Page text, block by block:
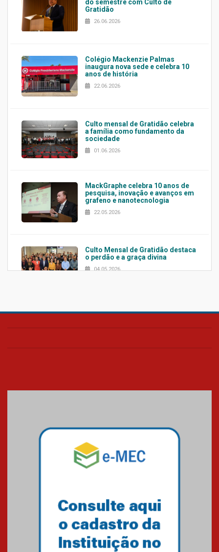
do semestre com Culto de
Gratidão
26.06.2026
Colégio Mackenzie Palmas
inaugura nova sede e celebra 10
anos de história
22.06.2026
Culto mensal de Gratidão celebra
a família como fundamento da
sociedade
01.06.2026
MackGraphe celebra 10 anos de
pesquisa, inovação e avanços em
grafeno e nanotecnologia
22.05.2026
Culto Mensal de Gratidão destaca
o perdão e a graça divina
04.05.2026
Confira como foi o culto mensal
Mackenzie mobiliza campanha
solidária para apoiar famílias em
Minas Gerais
Primeiro culto do ano ressalta o
27.02.2026